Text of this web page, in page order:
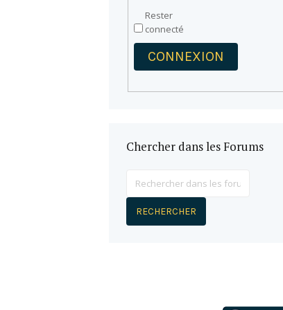
Rester
connecté
CONNEXION
Chercher dans les Forums